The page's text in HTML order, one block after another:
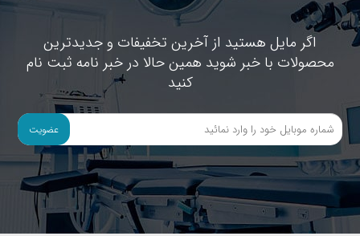
اگر مایل هستید از آخرین تخفیفات و جدیدترین
محصولات با خبر شوید همین حالا در خبر نامه ثبت نام
کنید
عضویت